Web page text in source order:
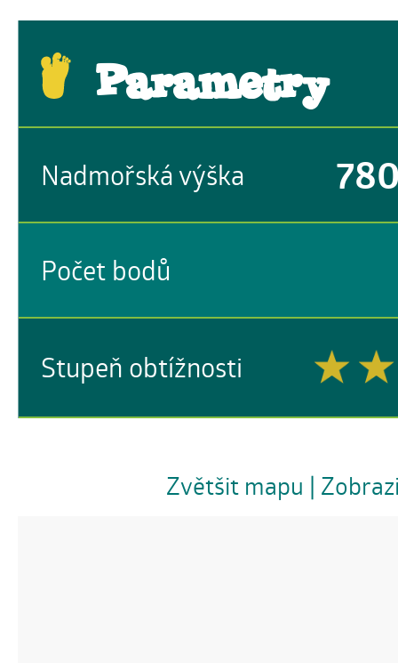
Parametry
Nadmořská výška
Počet bodů
Stupeň obtížnosti
Zvětšit mapu |